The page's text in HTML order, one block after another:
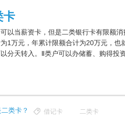
卡
以当薪资卡，但是二类银行卡有限额
1万元，年累计限额合计为20万元，
分天转入。Ⅱ类户可以办储蓄、购得投
类卡？ 借记卡 二类卡